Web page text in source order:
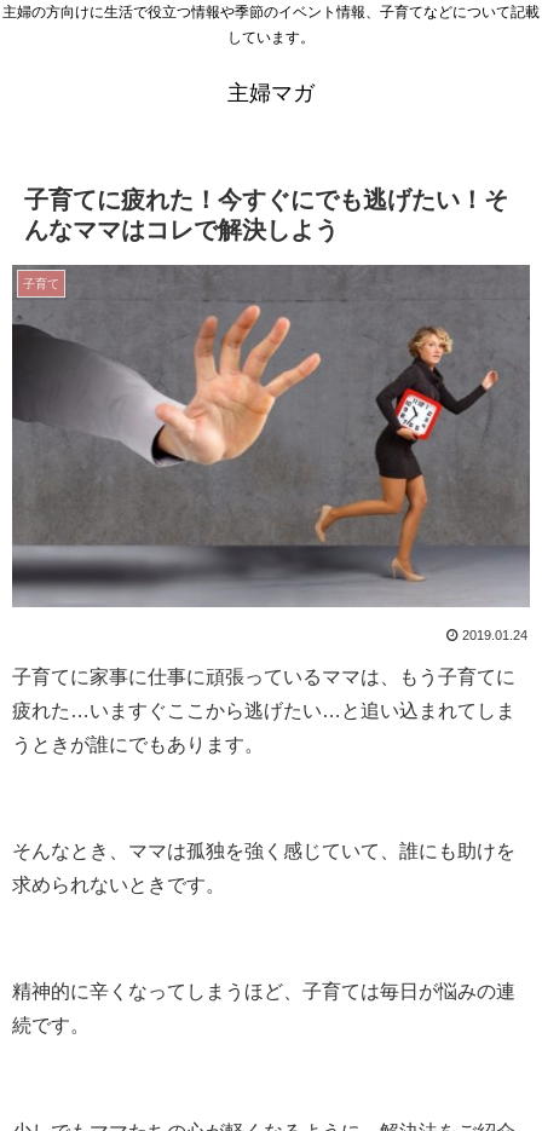
主婦の方向けに生活で役立つ情報や季節のイベント情報、子育てなどについて記載
しています。
主婦マガ
子育てに疲れた！今すぐにでも逃げたい！そ
んなママはコレで解決しよう
子育て
2019.01.24
子育てに家事に仕事に頑張っているママは、もう子育てに
疲れた…いますぐここから逃げたい…と追い込まれてしま
うときが誰にでもあります。
そんなとき、ママは孤独を強く感じていて、誰にも助けを
求められないときです。
精神的に辛くなってしまうほど、子育ては毎日が悩みの連
続です。